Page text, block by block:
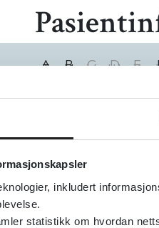
inkludert
statistikk om hvordan
A B C D E
T U V W X